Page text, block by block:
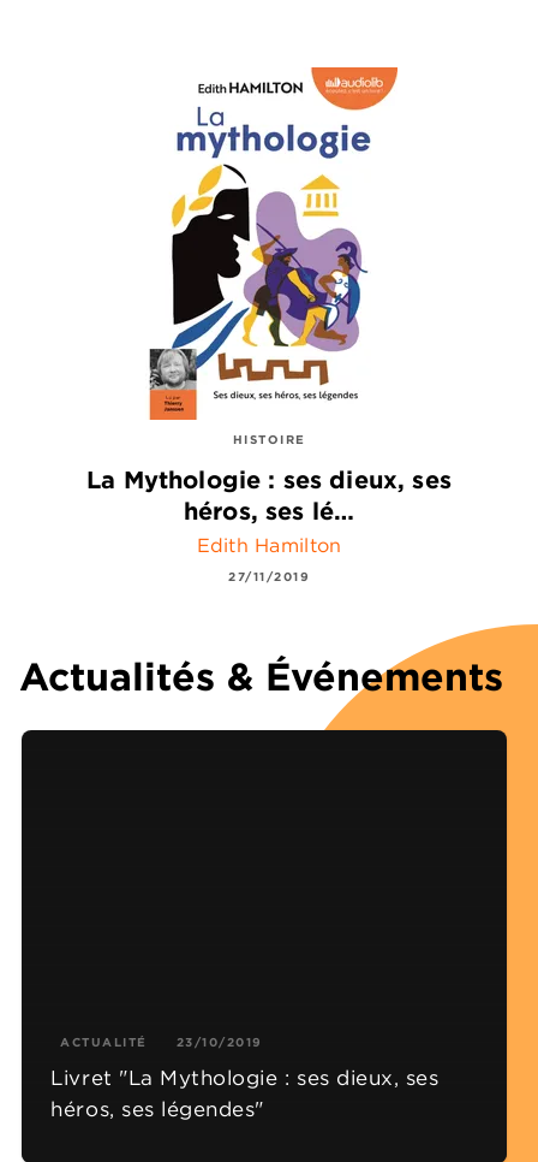
HISTOIRE
La Mythologie : ses dieux, ses
héros, ses lé…
Edith Hamilton
27/11/2019
Actualités & Événements
ACTUALITÉ 23/10/2019
Livret "La Mythologie : ses dieux, ses
héros, ses légendes"